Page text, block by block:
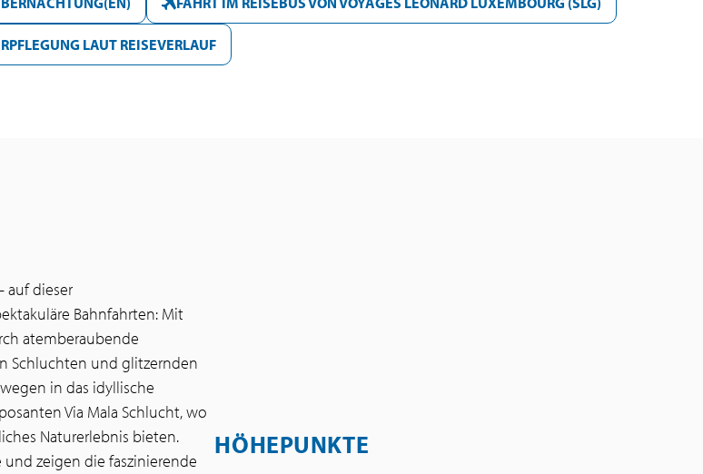
LAUT REISEVERLAUF
auf dieser
Bahnfahrten: Mit
atemberaubende
Schluchten und glitzernden
in das idyllische
Via Mala Schlucht, wo
Naturerlebnis bieten.
und zeigen die faszinierende
HÖHEPUNKTE